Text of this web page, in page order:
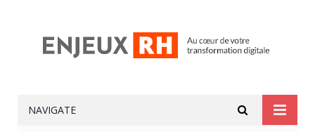
NAVIGATE